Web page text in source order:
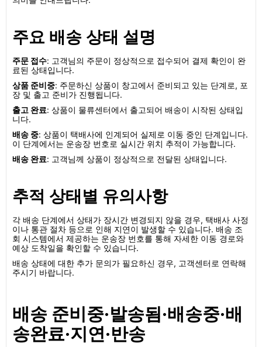
주요 배송 상태 설명
주문 접수: 고객님의 주문이 정상적으로 접수되어 결제 확인이 완
료된 상태입니다.
상품 준비중: 주문하신 상품이 창고에서 준비되고 있는 단계로, 포
장 및 출고 준비가 진행됩니다.
출고 완료: 상품이 물류센터에서 출고되어 배송이 시작된 상태입
니다.
배송 중: 상품이 택배사에 인계되어 실제로 이동 중인 단계입니다.
이 단계에서는 운송장 번호로 실시간 위치 추적이 가능합니다.
배송 완료: 고객님께 상품이 정상적으로 전달된 상태입니다.
추적 상태별 유의사항
각 배송 단계에서 상태가 장시간 변경되지 않을 경우, 택배사 사정
이나 통관 절차 등으로 인해 지연이 발생할 수 있습니다. 배송 조
회 시스템에서 제공하는 운송장 번호를 통해 자세한 이동 경로와
예상 도착일을 확인할 수 있습니다.
배송 상태에 대한 추가 문의가 필요하신 경우, 고객센터로 연락해
주시기 바랍니다.
배송 준비중·발송됨·배송중·배
송완료·지연·반송